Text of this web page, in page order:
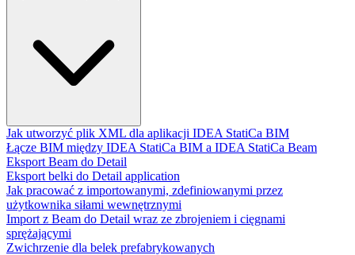
Jak utworzyć plik XML dla aplikacji IDEA StatiCa BIM
Łącze BIM między IDEA StatiCa BIM a IDEA StatiCa Beam
Eksport Beam do Detail
Eksport belki do Detail application
Jak pracować z importowanymi, zdefiniowanymi przez
użytkownika siłami wewnętrznymi
Import z Beam do Detail wraz ze zbrojeniem i cięgnami
sprężającymi
Zwichrzenie dla belek prefabrykowanych